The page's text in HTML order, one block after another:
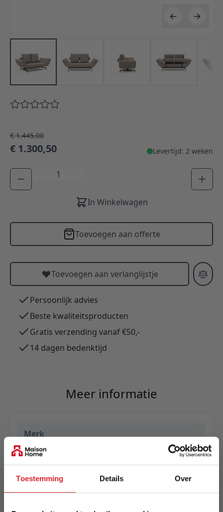
Toestemming Details Over
€ 1.445,00
€ 1.300,50 Levertijd: 2 weken
Aantal
In Winkelwagen
Toevoegen aan offerte
Toevoegen aan verlanglijstje
Persoonlijk advies
Beste kwaliteitsproducten
Gratis verzending vanaf €50,-
14 dagen bedenktijd
Meer informatie
Merk
Innovation Living
5700111065015